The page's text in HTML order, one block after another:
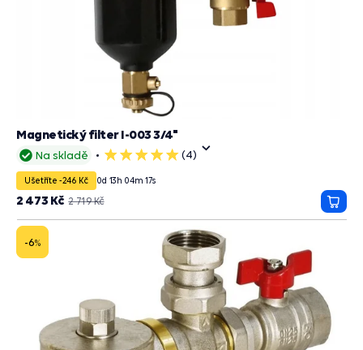
Na skladě
5
(4)
Magnetický filter I-003 3/4"
Ušetříte -246 Kč 0d 13h 04m 15s
2 719 Kč
2 473 Kč
do
-6%